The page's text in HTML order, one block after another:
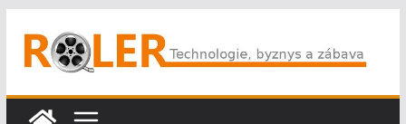
obsah